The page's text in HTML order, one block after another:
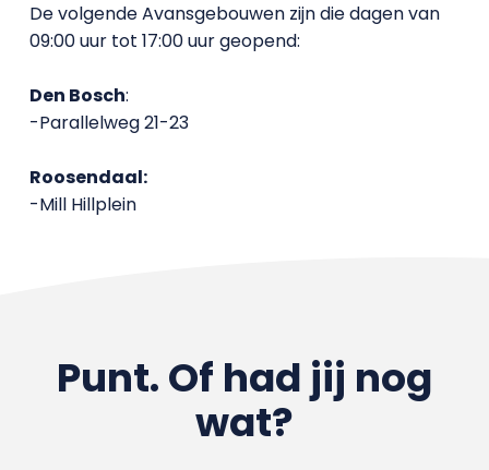
De volgende Avansgebouwen zijn die dagen van
09:00 uur tot 17:00 uur geopend:
Den Bosch:
-Parallelweg 21-23
Roosendaal:
-Mill Hillplein
Punt. Of had jij nog
wat?